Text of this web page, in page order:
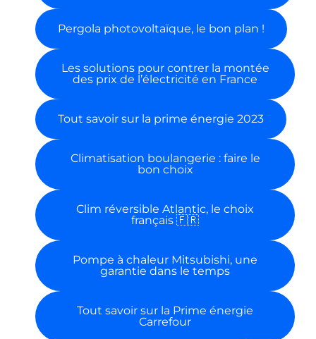
Pergola photovoltaïque, le bon plan !
Les solutions pour contrer la montée
des prix de l’électricité en France
Tout savoir sur la prime énergie 2023
Climatisation boulangerie : faire le
bon choix
Clim réversible Atlantic, le choix
français 🇫🇷
Pompe à chaleur Mitsubishi, une
garantie dans le temps
Tout savoir sur la Prime énergie
Carrefour